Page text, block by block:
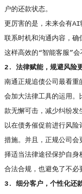
户的还款状态。
更厉害的是，未来会有
联系时机和沟通内容，确
这样高效的“智能客服”
2. 法律赋能，规避风险
南通正规追债公司最看重
会加大法律工具的运用。
款无懈可击，减少纠纷
以在债务催促前进行风
措施。并且，正规公司
择适当法律途径保护自身
合法合规，也避免了不必
3. 细分客户，个性化还